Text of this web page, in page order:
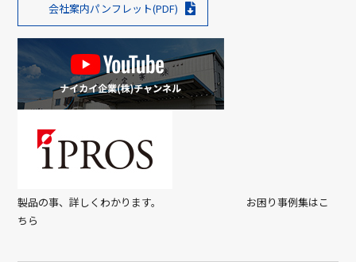
会社案内パンフレット(PDF)
製品の事、詳しくわかります。 お困り事例集はこ
ちら